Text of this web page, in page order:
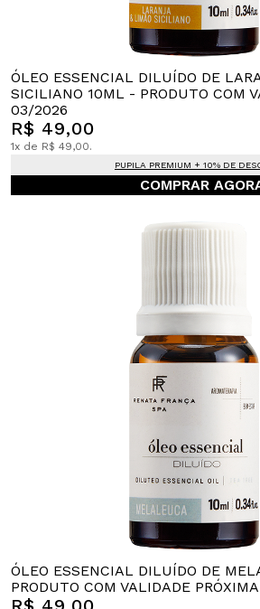
ÓLEO ESSENCIAL DILUÍDO DE
SICILIANO 10ML - PRODUTO COM
03/2026
R$ 49,00
1x de R$ 49,00.
PUPILA PREMIUM + 10% DE
COMPRAR
ÓLEO ESSENCIAL DILUÍDO DE
PRODUTO COM VALIDADE